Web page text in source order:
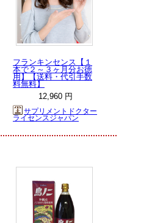
フランキンセンス【１
本で２～３ヶ月分お徳
用】【送料・代引手数
料無料】
12,960 円
サプリメントドクター
ライセンスジャパン